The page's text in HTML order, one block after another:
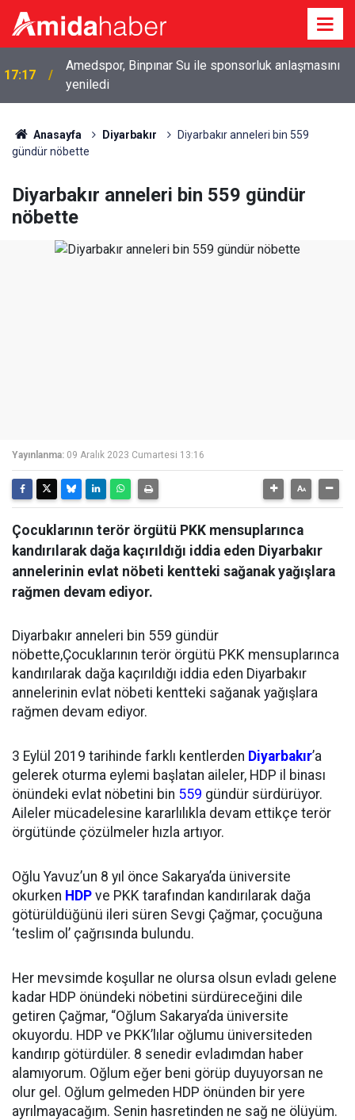
17:17
Amedspor, Binpınar Su ile sponsorluk anlaşmasını
yeniledi
Anasayfa Diyarbakır
Diyarbakır anneleri bin 559
gündür nöbette
Diyarbakır anneleri bin 559 gündür
nöbette
Yayınlanma: 09 Aralık 2023 Cumartesi 13:16
Çocuklarının terör örgütü PKK mensuplarınca
kandırılarak dağa kaçırıldığı iddia eden Diyarbakır
annelerinin evlat nöbeti kentteki sağanak yağışlara
rağmen devam ediyor.
Diyarbakır anneleri bin 559 gündür
nöbette,Çocuklarının terör örgütü PKK mensuplarınca
kandırılarak dağa kaçırıldığı iddia eden Diyarbakır
annelerinin evlat nöbeti kentteki sağanak yağışlara
rağmen devam ediyor.
3 Eylül 2019 tarihinde farklı kentlerden Diyarbakır’a
gelerek oturma eylemi başlatan aileler, HDP il binası
önündeki evlat nöbetini bin 559 gündür sürdürüyor.
Aileler mücadelesine kararlılıkla devam ettikçe terör
örgütünde çözülmeler hızla artıyor.
Oğlu Yavuz’un 8 yıl önce Sakarya’da üniversite
okurken HDP ve PKK tarafından kandırılarak dağa
götürüldüğünü ileri süren Sevgi Çağmar, çocuğuna
‘teslim ol’ çağrısında bulundu.
Her mevsimde koşullar ne olursa olsun evladı gelene
kadar HDP önündeki nöbetini sürdüreceğini dile
getiren Çağmar, “Oğlum Sakarya’da üniversite
okuyordu. HDP ve PKK’lılar oğlumu üniversiteden
kandırıp götürdüler. 8 senedir evladımdan haber
alamıyorum. Oğlum eğer beni görüp duyuyorsan ne
olur gel. Oğlum gelmeden HDP önünden bir yere
ayrılmayacağım. Senin hasretinden ne sağ ne ölüyüm.